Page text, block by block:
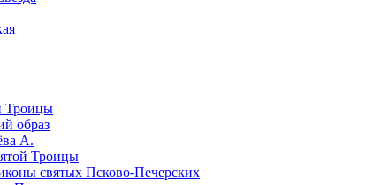
Троицы
образ
А.
Троицы
святых Псково-Печерских